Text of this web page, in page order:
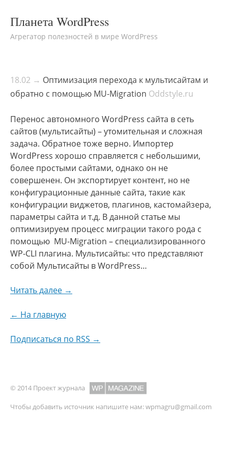
Планета WordPress
Агрегатор полезностей в мире WordPress
18.02 → Оптимизация перехода к мультисайтам и
обратно с помощью MU-Migration Oddstyle.ru
Перенос автономного WordPress сайта в сеть
сайтов (мультисайты) – утомительная и сложная
задача. Обратное тоже верно. Импортер
WordPress хорошо справляется с небольшими,
более простыми сайтами, однако он не
совершенен. Он экспортирует контент, но не
конфигурационные данные сайта, такие как
конфигурации виджетов, плагинов, кастомайзера,
параметры сайта и т.д. В данной статье мы
оптимизируем процесс миграции такого рода с
помощью MU-Migration – специализированного
WP-CLI плагина. Мультисайты: что представляют
собой Мультисайты в WordPress…
Читать далее →
← На главную
Подписаться по RSS →
© 2014 Проект журнала
Чтобы добавить источник напишите нам:wpmagru@gmail.com